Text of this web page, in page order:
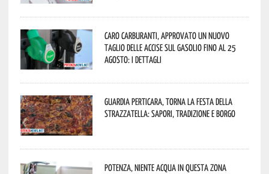
Caro carburanti, approvato un nuovo
taglio delle accise sul gasolio fino al 25
agosto: i dettagli
Guardia Perticara, torna la Festa della
Strazzatella: sapori, tradizione e borgo
Potenza, niente acqua in questa zona